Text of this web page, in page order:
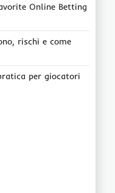
Online Betting
rischi e come
per giocatori